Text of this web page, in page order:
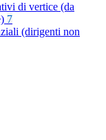
di vertice (da
7
(dirigenti non